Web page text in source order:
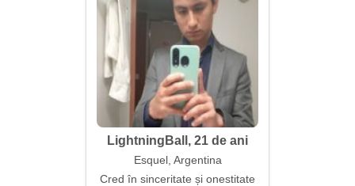
LightningBall, 21 de ani
Esquel, Argentina
Cred în sinceritate și onestitate